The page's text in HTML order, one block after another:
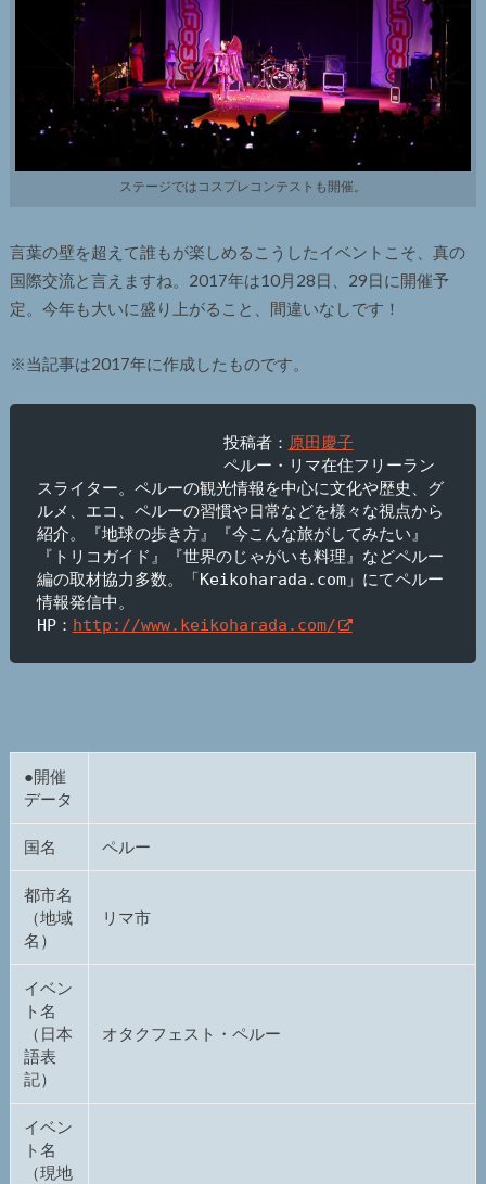
ステージではコスプレコンテストも開催。
言葉の壁を超えて誰もが楽しめるこうしたイベントこそ、真の
国際交流と言えますね。2017年は10月28日、29日に開催予
定。今年も大いに盛り上がること、間違いなしです！
※当記事は2017年に作成したものです。
投稿者： 原田慶子
ペルー・リマ在住フリーラン
スライター。ペルーの観光情報を中心に文化や歴史、グ
ルメ、エコ、ペルーの習慣や日常などを様々な視点から
紹介。『地球の歩き方』『今こんな旅がしてみたい』
『トリコガイド』『世界のじゃがいも料理』などペルー
編の取材協力多数。「Keikoharada.com」にてペルー
情報発信中。
HP： http://www.keikoharada.com/
●開催
データ
国名 ペルー
都市名
（地域
名）
リマ市
イベン
ト名
（日本
語表
記）
オタクフェスト・ペルー
イベン
ト名
（現地